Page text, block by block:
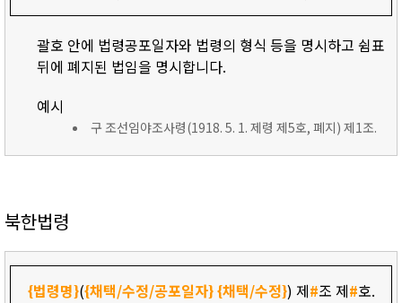
괄호 안에 법령공포일자와 법령의 형식 등을 명시하고 쉼표
뒤에 폐지된 법임을 명시합니다.
예시
구 조선임야조사령(1918. 5. 1. 제령 제5호, 폐지) 제1조.
북한법령
{법령명}({채택/수정/공포일자}{채택/수정}) 제#조 제#호.